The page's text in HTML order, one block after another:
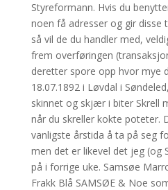
Styreformann. Hvis du
noen få adresser og gir disse
så vil de du handler med,
frem overføringen
deretter spore opp hvor mye
18.07.1892 i Løvdal i
skinnet og skjær i biter Skrell
når du skreller kokte poteter.
vanligste årstida å ta på seg
men det er likevel det jeg (og
på i forrige uke. Samsøe
Frakk Blå SAMSØE & Noe